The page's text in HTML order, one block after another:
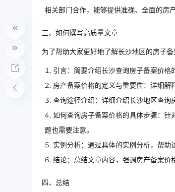
相关部门合作，能够提供准确、全面的房
三、如何撰写高质量文章
为了帮助大家更好地了解长沙地区的房子
引言：简要介绍长沙查询房子备案价格
房产备案价格的定义与重要性：详细解
查询途径介绍：详细介绍长沙地区查询
如何查询房子备案价格的具体步骤：
题也需要注意。
实例分析：通过具体的实例分析，帮助
结论：总结文章内容，强调房产备案价
四、总结